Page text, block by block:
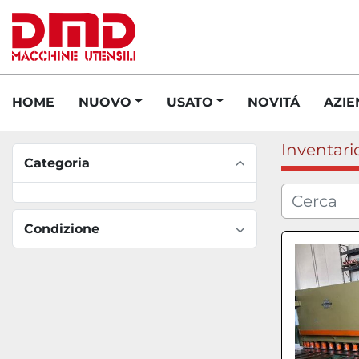
HOME NUOVO USATO NOVITÁ
Categoria
Condizione